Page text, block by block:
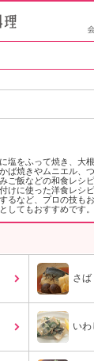
お
い
を
見
つ
け
よ
。
K
エ
塩をふって焼き、大
ば焼きやムニエル、
ご飯などの和食レシ
けに使った洋食レシ
るなど、プロの技も
してもおすすめです。
さば
いわ